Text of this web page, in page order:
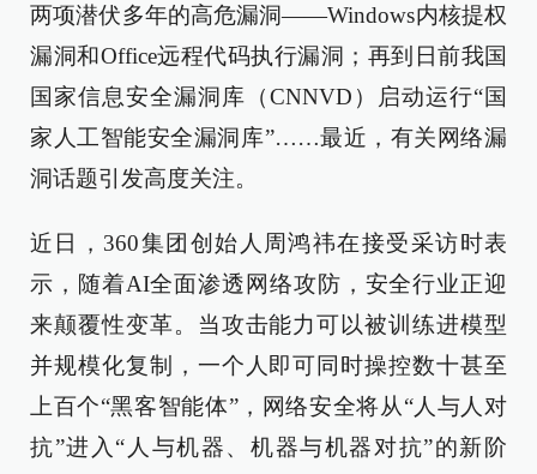
两项潜伏多年的高危漏洞——Windows内核提权
漏洞和Office远程代码执行漏洞；再到日前我国
国家信息安全漏洞库（CNNVD）启动运行“国
家人工智能安全漏洞库”……最近，有关网络漏
洞话题引发高度关注。
近日，360集团创始人周鸿祎在接受采访时表
示，随着AI全面渗透网络攻防，安全行业正迎
来颠覆性变革。当攻击能力可以被训练进模型
并规模化复制，一个人即可同时操控数十甚至
上百个“黑客智能体”，网络安全将从“人与人对
抗”进入“人与机器、机器与机器对抗”的新阶